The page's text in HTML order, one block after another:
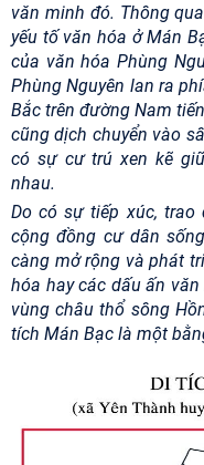
văn minh đó. Thông
yếu tố văn hóa ở Mán
của văn hóa Phùng
Phùng Nguyên lan ra
Bắc trên đường Nam
cũng dịch chuyển vào
có sự cư trú xen kẽ
nhau.
Do có sự tiếp xúc,
cộng đồng cư dân
càng mở rộng và phát
hóa hay các dấu ấn
vùng châu thổ sông
tích Mán Bạc là một